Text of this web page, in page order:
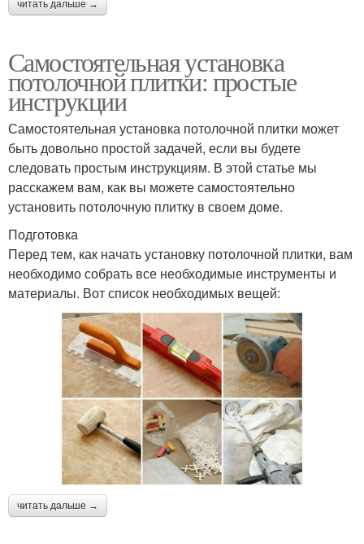
читать дальше →
Самостоятельная установка
потолочной плитки: простые
инструкции
Самостоятельная установка потолочной плитки может
быть довольно простой задачей, если вы будете
следовать простым инструкциям. В этой статье мы
расскажем вам, как вы можете самостоятельно
установить потолочную плитку в своем доме.
Подготовка
Перед тем, как начать установку потолочной плитки, вам
необходимо собрать все необходимые инструменты и
материалы. Вот список необходимых вещей:
читать дальше →